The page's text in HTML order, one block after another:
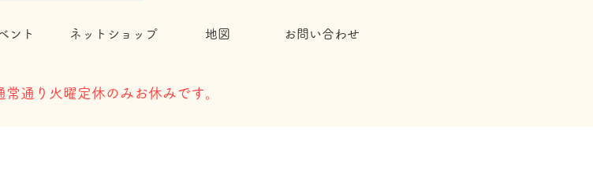
ント ネットショップ 地図 お問い合わせ
常通り火曜定休のみお休みです。